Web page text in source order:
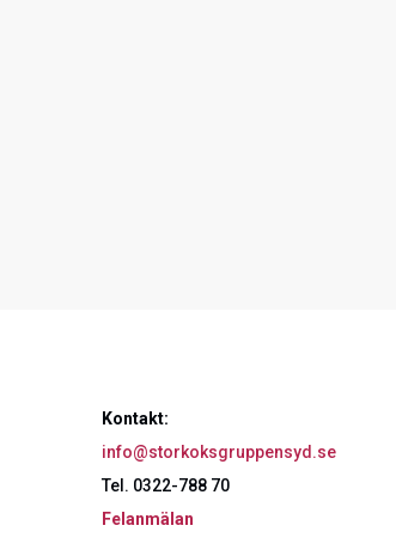
Kontakt:
info@storkoksgruppensyd.se
Tel. 0322-788 70
Felanmälan